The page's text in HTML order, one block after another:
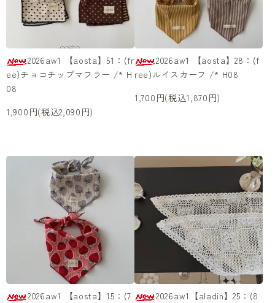
2026aw1 【aosta】51：(fr
ee)チョコチップマフラー /* H
08
1,900円(税込2,090円)
2026aw1 【aosta】28：(f
ree)ルイスカーフ /* H08
1,700円(税込1,870円)
2026aw1 【aosta】15：(7
2026aw1【aladin】25：(8